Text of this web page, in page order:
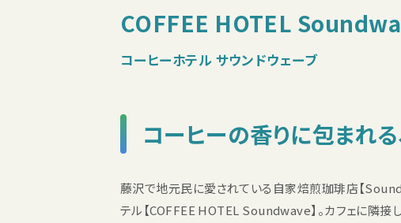
COFFEE HOTEL
コーヒーホテル サウンドウェーブ
コーヒーの香りに包まれ
藤沢で地元民に愛されている自家焙煎珈琲店【
テル【COFFEE HOTEL Soundwave】。カフェに隣接